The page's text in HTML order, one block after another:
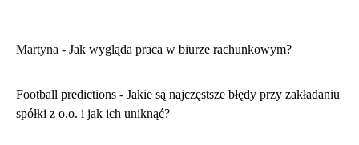
Martyna - ​Jak wygląda praca w biurze rachunkowym?
Football predictions - Jakie są najczęstsze błędy przy zakładaniu
spółki z o.o. i jak ich uniknąć?